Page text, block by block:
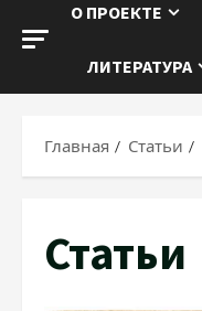
О ПРОЕКТЕ
ЛИТЕРАТУРА
Главная Статьи
Статьи